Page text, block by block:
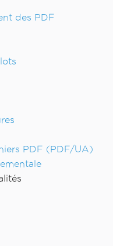
des PDF
PDF (PDF/UA)